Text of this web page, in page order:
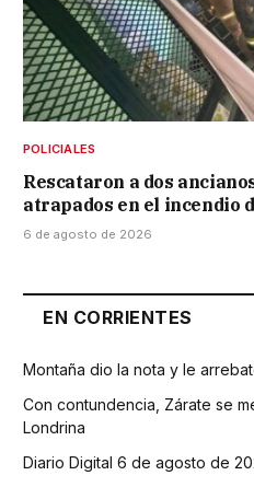
POLICIALES
Rescataron a dos
atrapados en el incendio
6 de agosto de 2026
EN CORRIENTES
Montaña dio la nota y le
Con contundencia, Zárate se
Londrina
Diario Digital 6 de agosto de